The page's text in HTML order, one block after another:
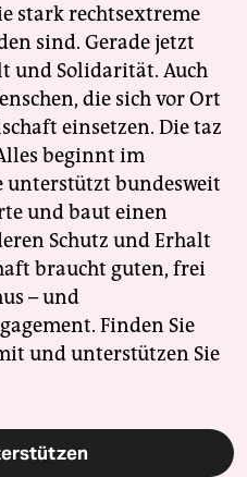
stark rechtsextreme
sind. Gerade jetzt
und Solidarität. Auch
die sich vor Ort
einsetzen. Die taz
beginnt im
unterstützt bundesweit
und baut einen
Schutz und Erhalt
braucht guten, frei
– und
Finden Sie
und unterstützen Sie